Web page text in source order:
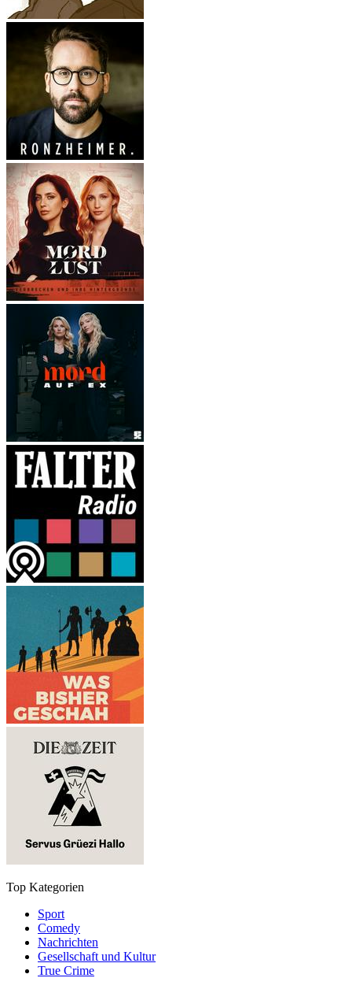
Top Kategorien
Sport
Comedy
Nachrichten
Gesellschaft und Kultur
True Crime